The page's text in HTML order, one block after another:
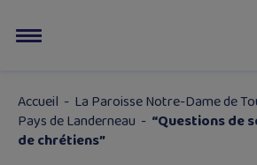
Accueil - La Paroisse Notre-Dame de
Pays de Landerneau - “Questions de
de chrétiens”